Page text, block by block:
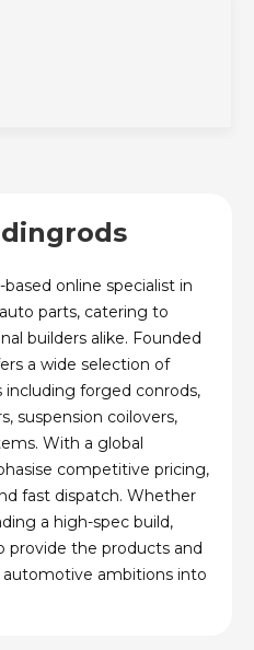
online specialist in
parts, catering to
builders alike. Founded
a wide selection of
forged conrods,
suspension coilovers,
With a global
competitive pricing,
fast dispatch. Whether
a high-spec build,
provide the products and
ambitions into